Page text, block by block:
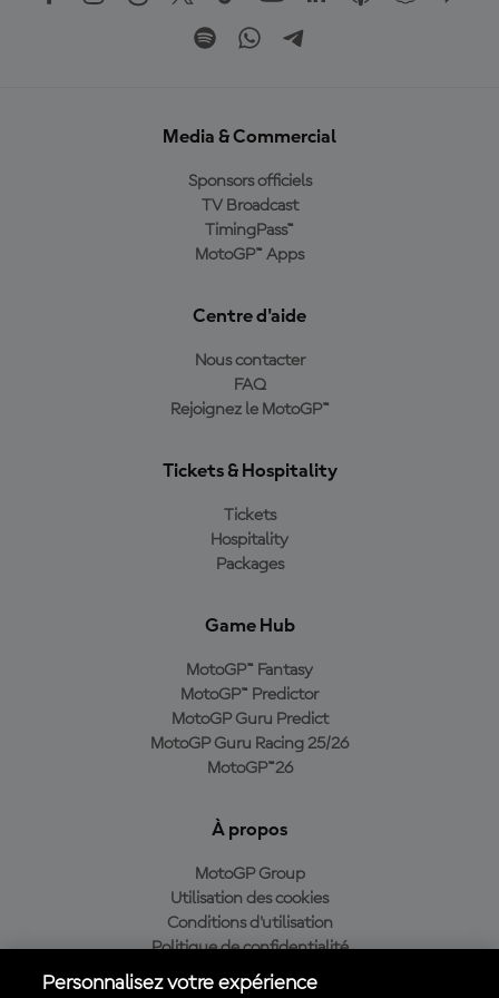
Media & Commercial
Sponsors officiels
TV Broadcast
TimingPass™
MotoGP™ Apps
Centre d'aide
Nous contacter
FAQ
Rejoignez le MotoGP™
Tickets & Hospitality
Tickets
Hospitality
Packages
Game Hub
MotoGP™ Fantasy
MotoGP™ Predictor
MotoGP Guru Predict
MotoGP Guru Racing 25/26
MotoGP™26
À propos
MotoGP Group
Utilisation des cookies
Conditions d'utilisation
Politique de confidentialité
Politique d’achat
Personnalisez votre expérience